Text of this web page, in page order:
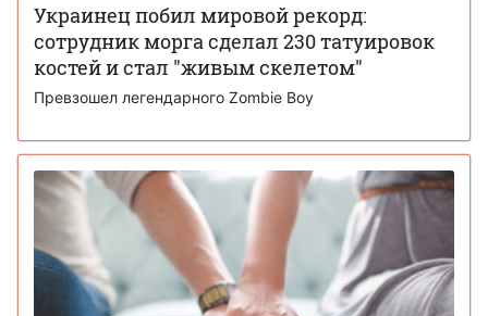
Украинец побил мировой рекорд:
сотрудник морга сделал 230 татуировок
костей и стал "живым скелетом"
Превзошел легендарного Zombie Boy